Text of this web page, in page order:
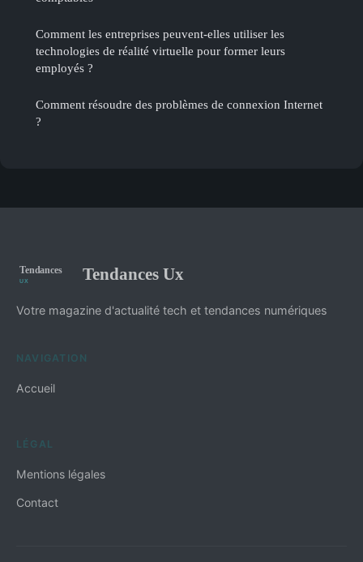
Comment les entreprises peuvent-elles utiliser les
technologies de réalité virtuelle pour former leurs
employés ?
Comment résoudre des problèmes de connexion Internet
?
Tendances Ux
Votre magazine d'actualité tech et tendances numériques
NAVIGATION
Accueil
LÉGAL
Mentions légales
Contact